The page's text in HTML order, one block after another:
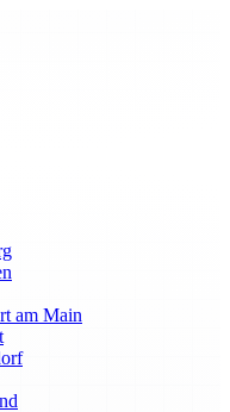
am Main